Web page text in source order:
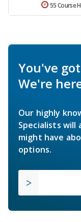
55 Course
You've
We're
Our highly
Specialists will
might have
options.